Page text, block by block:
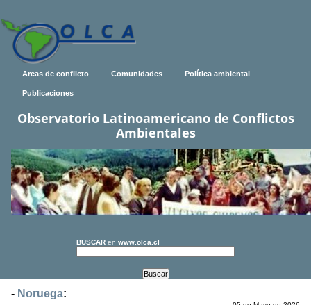
Areas de conflicto Comunidades Política ambiental
Publicaciones
Observatorio Latinoamericano de Conflictos
Ambientales
BUSCAR en www.olca.cl
- Noruega: